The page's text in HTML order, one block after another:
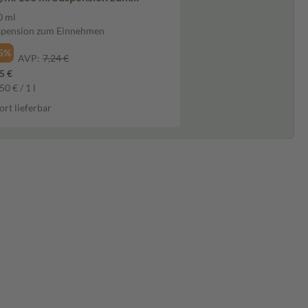
ml
zum Einnehmen
AVP: 7,24 €
€
€ / 1 l
lieferbar